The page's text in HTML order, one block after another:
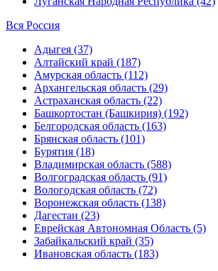
Вся Россия
Адыгея (37)
Алтайский край (187)
Амурская область (112)
Архангельская область (29)
Астраханская область (22)
Башкортостан (Башкирия) (192)
Белгородская область (163)
Брянская область (101)
Бурятия (18)
Владимирская область (588)
Волгоградская область (91)
Вологодская область (72)
Воронежская область (138)
Дагестан (23)
Еврейская Автономная Область (5)
Забайкальский край (35)
Ивановская область (183)